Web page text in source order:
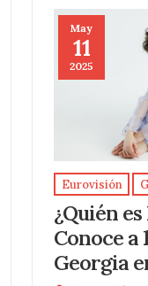
May
11
2025
Eurovisión
¿Quién
Conoce
Georgia